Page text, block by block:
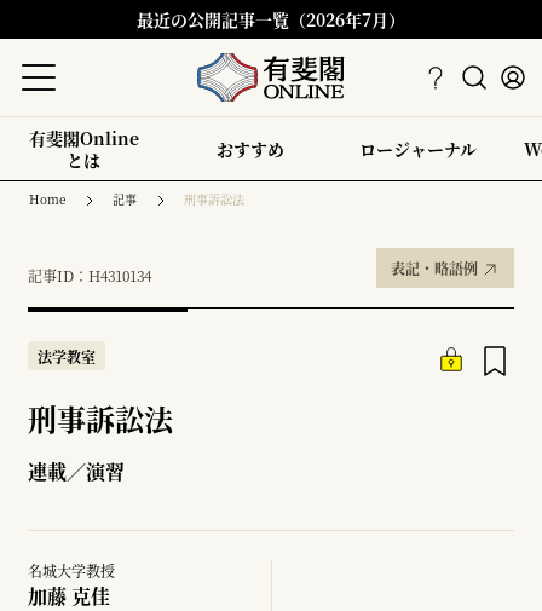
最近の公開記事一覧（2026年7月）
有斐閣Online
とは
おすすめ ロージャーナル
Home 記事 刑事訴訟法
記事ID：H4310134 表記・略語例
法学教室
刑事訴訟法
連載／演習
名城大学教授
加藤 克佳